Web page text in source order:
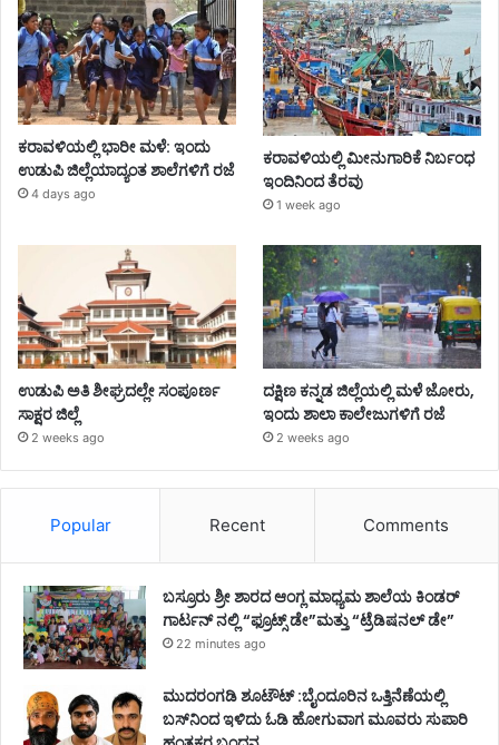
ಕರಾವಳಿಯಲ್ಲಿ ಭಾರೀ ಮಳೆ: ಇಂದು
ಉಡುಪಿ ಜಿಲ್ಲೆಯಾದ್ಯಂತ ಶಾಲೆಗಳಿಗೆ ರಜೆ
4 days ago
ಕರಾವಳಿಯಲ್ಲಿ ಮೀನುಗಾರಿಕೆ ನಿರ್ಬಂಧ
ಇಂದಿನಿಂದ ತೆರವು
1 week ago
ಉಡುಪಿ ಅತಿ ಶೀಘ್ರದಲ್ಲೇ ಸಂಪೂರ್ಣ
ಸಾಕ್ಷರ ಜಿಲ್ಲೆ
2 weeks ago
ದಕ್ಷಿಣ ಕನ್ನಡ ಜಿಲ್ಲೆಯಲ್ಲಿ ಮಳೆ ಜೋರು,
ಇಂದು ಶಾಲಾ ಕಾಲೇಜುಗಳಿಗೆ ರಜೆ
2 weeks ago
Popular Recent Comments
ಬಸ್ರೂರು ಶ್ರೀ ಶಾರದ ಆಂಗ್ಲ ಮಾಧ್ಯಮ ಶಾಲೆಯ ಕಿಂಡರ್
ಗಾರ್ಟನ್ ನಲ್ಲಿ “ಫ್ರೂಟ್ಸ್ ಡೇ”ಮತ್ತು “ಟ್ರೆಡಿಷನಲ್ ಡೇ”
22 minutes ago
ಮುದರಂಗಡಿ ಶೂಟೌಟ್ :ಬೈಂದೂರಿನ ಒತ್ತಿನೆಣೆಯಲ್ಲಿ
ಬಸ್‌ನಿಂದ ಇಳಿದು ಓಡಿ ಹೋಗುವಾಗ ಮೂವರು ಸುಪಾರಿ